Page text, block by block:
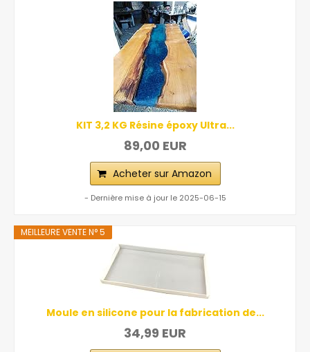
KIT 3,2 KG Résine époxy Ultra...
89,00 EUR
Acheter sur Amazon
- Dernière mise à jour le 2025-06-15
MEILLEURE VENTE N° 5
Moule en silicone pour la fabrication de...
34,99 EUR